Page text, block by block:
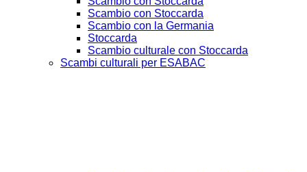
Scambio con Stoccarda
Scambio con la Germania
Stoccarda
Scambio culturale con Stoccarda
Scambi culturali per ESABAC